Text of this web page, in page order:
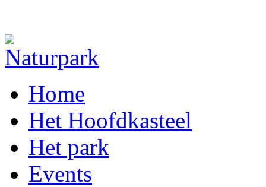
Home
Het Hoofdkasteel
Het park
Events